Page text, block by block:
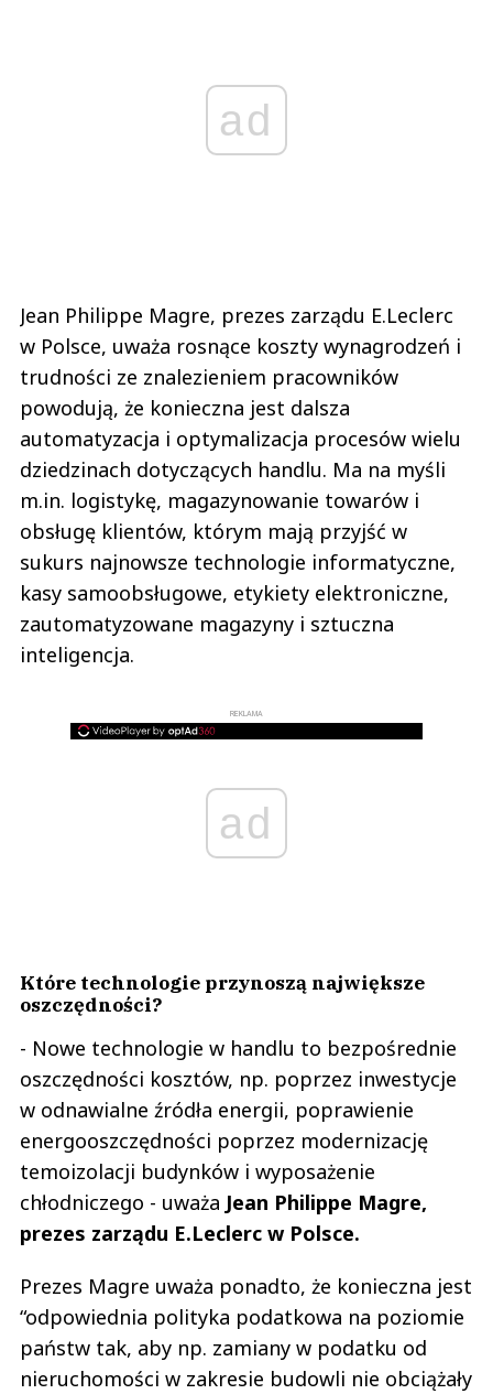
ad
Jean Philippe Magre, prezes zarządu E.Leclerc
w Polsce, uważa rosnące koszty wynagrodzeń i
trudności ze znalezieniem pracowników
powodują, że konieczna jest dalsza
automatyzacja i optymalizacja procesów wielu
dziedzinach dotyczących handlu. Ma na myśli
m.in. logistykę, magazynowanie towarów i
obsługę klientów, którym mają przyjść w
sukurs najnowsze technologie informatyczne,
kasy samoobsługowe, etykiety elektroniczne,
zautomatyzowane magazyny i sztuczna
inteligencja.
REKLAMA
ad
Które technologie przynoszą największe
oszczędności?
- Nowe technologie w handlu to bezpośrednie
oszczędności kosztów, np. poprzez inwestycje
w odnawialne źródła energii, poprawienie
energooszczędności poprzez modernizację
temoizolacji budynków i wyposażenie
chłodniczego - uważa Jean Philippe Magre,
prezes zarządu E.Leclerc w Polsce.
Prezes Magre uważa ponadto, że konieczna jest
“odpowiednia polityka podatkowa na poziomie
państw tak, aby np. zamiany w podatku od
nieruchomości w zakresie budowli nie obciążały